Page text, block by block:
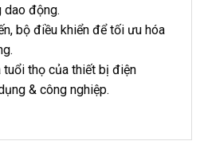
dao động.
bộ điều khiển để tối ưu hóa
thọ của thiết bị điện
& công nghiệp.